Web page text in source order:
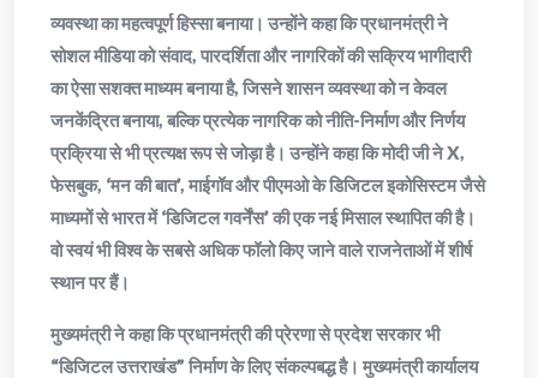
व्यवस्था का महत्वपूर्ण हिस्सा बनाया। उन्होंने कहा कि प्रधानमंत्री ने
सोशल मीडिया को संवाद, पारदर्शिता और नागरिकों की सक्रिय भागीदारी
का ऐसा सशक्त माध्यम बनाया है, जिसने शासन व्यवस्था को न केवल
जनकेंद्रित बनाया, बल्कि प्रत्येक नागरिक को नीति-निर्माण और निर्णय
प्रक्रिया से भी प्रत्यक्ष रूप से जोड़ा है। उन्होंने कहा कि मोदी जी ने X,
फेसबुक, ‘मन की बात’, माईगॉव और पीएमओ के डिजिटल इकोसिस्टम जैसे
माध्यमों से भारत में ‘डिजिटल गवर्नेंस’ की एक नई मिसाल स्थापित की है।
वो स्वयं भी विश्व के सबसे अधिक फॉलो किए जाने वाले राजनेताओं में शीर्ष
स्थान पर हैं।
मुख्यमंत्री ने कहा कि प्रधानमंत्री की प्रेरणा से प्रदेश सरकार भी
“डिजिटल उत्तराखंड” निर्माण के लिए संकल्पबद्ध है। मुख्यमंत्री कार्यालय